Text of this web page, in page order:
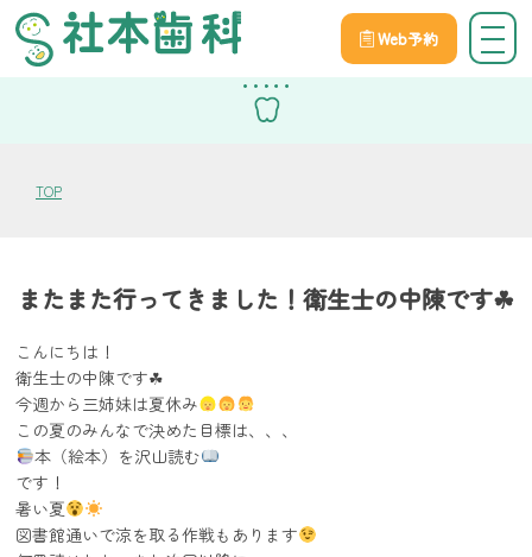
Web予約
スタッフブログ
TOP
またまた行ってきました！衛生士の中陳です☘
こんにちは！
衛生士の中陳です☘
今週から三姉妹は夏休み
この夏のみんなで決めた目標は、、、
本（絵本）を沢山読む
です！
暑い夏
図書館通いで涼を取る作戦もあります